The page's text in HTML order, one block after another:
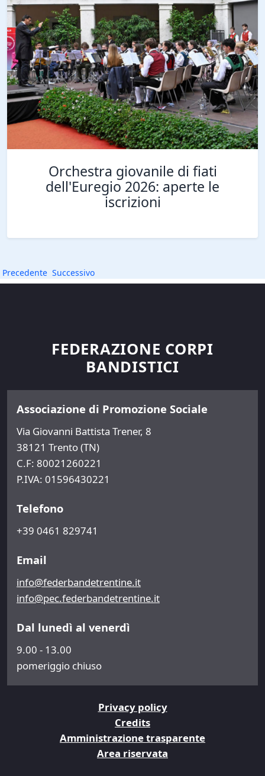
Orchestra giovanile di fiati
dell'Euregio 2026: aperte le
iscrizioni
Precedente Successivo
FEDERAZIONE CORPI
BANDISTICI
Associazione di Promozione Sociale
Via Giovanni Battista Trener, 8
38121 Trento (TN)
C.F: 80021260221
P.IVA: 01596430221
Telefono
+39 0461 829741
Email
info@federbandetrentine.it
info@pec.federbandetrentine.it
Dal lunedì al venerdì
9.00 - 13.00
pomeriggio chiuso
Privacy policy
Credits
Amministrazione trasparente
Area riservata